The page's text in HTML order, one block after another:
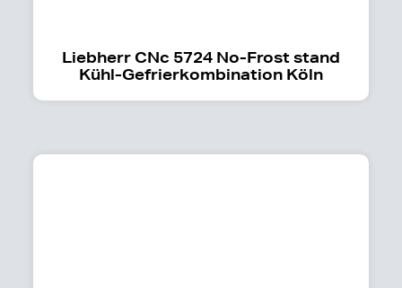
Liebherr CNc 5724 No-Frost stand
Kühl-Gefrierkombination Köln